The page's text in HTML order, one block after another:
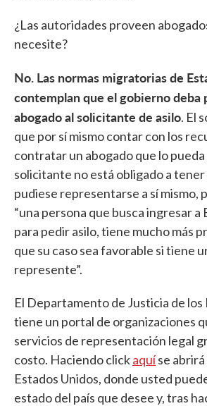
¿Las autoridades proveen
necesite?
No. Las normas migratorias de
contemplan que el gobierno deba
abogado al solicitante de asilo. El
que por sí mismo contar con los
contratar un abogado que lo
solicitante no está obligado a tener
pudiese representarse a sí mismo,
“una persona que busca ingresar a
para pedir asilo, tiene mucho más
que su caso sea favorable si tiene
represente”.
El Departamento de Justicia de los
tiene un portal de organizaciones
servicios de representación legal
costo. Haciendo clickaquíse abrirá
Estados Unidos, donde usted
estado del país que desee y, tras